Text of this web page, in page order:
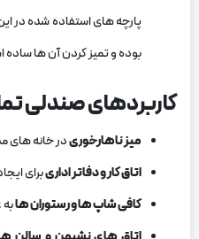
پارچه‌ های استفاده ‌شده در
بوده و تمیز کردن آن‌ ها
کاربردهای صندلی
میز ناهارخوریدر خانه‌ های
اتاق کار و دفاتر اداریبرای
کافی ‌شاپ ‌ها و رستوران ‌ها